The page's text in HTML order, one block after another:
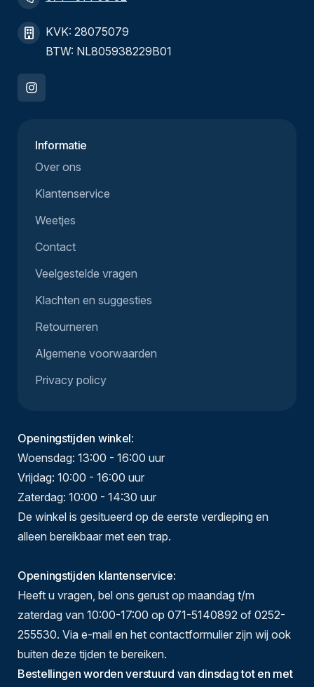
KVK: 28075079
BTW: NL805938229B01
Informatie
Over ons
Klantenservice
Weetjes
Contact
Veelgestelde vragen
Klachten en suggesties
Retourneren
Algemene voorwaarden
Privacy policy
Openingstijden winkel:
Woensdag: 13:00 - 16:00 uur
Vrijdag: 10:00 - 16:00 uur
Zaterdag: 10:00 - 14:30 uur
De winkel is gesitueerd op de eerste verdieping en
alleen bereikbaar met een trap.
Openingstijden klantenservice:
Heeft u vragen, bel ons gerust op maandag t/m
zaterdag van 10:00-17:00 op 071-5140892 of 0252-
255530. Via e-mail en het contactformulier zijn wij ook
buiten deze tijden te bereiken.
Bestellingen worden verstuurd van dinsdag tot en met